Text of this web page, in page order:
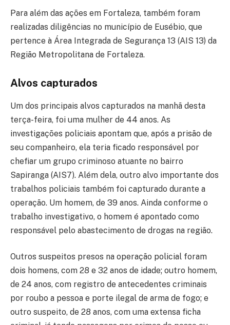
Para além das ações em Fortaleza, também foram
realizadas diligências no município de Eusébio, que
pertence à Área Integrada de Segurança 13 (AIS 13) da
Região Metropolitana de Fortaleza.
Alvos capturados
Um dos principais alvos capturados na manhã desta
terça-feira, foi uma mulher de 44 anos. As
investigações policiais apontam que, após a prisão de
seu companheiro, ela teria ficado responsável por
chefiar um grupo criminoso atuante no bairro
Sapiranga (AIS7). Além dela, outro alvo importante dos
trabalhos policiais também foi capturado durante a
operação. Um homem, de 39 anos. Ainda conforme o
trabalho investigativo, o homem é apontado como
responsável pelo abastecimento de drogas na região.
Outros suspeitos presos na operação policial foram
dois homens, com 28 e 32 anos de idade; outro homem,
de 24 anos, com registro de antecedentes criminais
por roubo a pessoa e porte ilegal de arma de fogo; e
outro suspeito, de 28 anos, com uma extensa ficha